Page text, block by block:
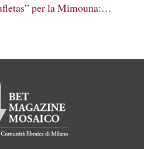
per la Mimouna:…